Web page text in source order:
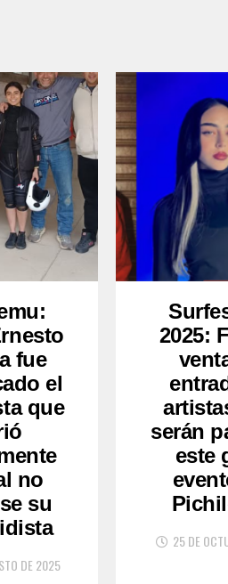
fue
el
que
no
su
DE 2025
2025:
serán
este
25 DE